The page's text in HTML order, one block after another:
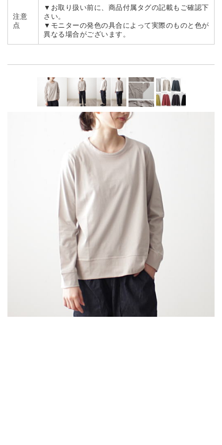
注意
点
▼お取り扱い前に、商品付属タグの記載もご確認下
さい。
▼モニターの発色の具合によって実際のものと色が
異なる場合がございます。